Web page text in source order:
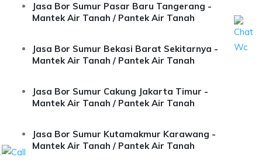
Jasa Bor Sumur Pasar Baru Tangerang -
Mantek Air Tanah / Pantek Air Tanah
Jasa Bor Sumur Bekasi Barat Sekitarnya -
Mantek Air Tanah / Pantek Air Tanah
Jasa Bor Sumur Cakung Jakarta Timur -
Mantek Air Tanah / Pantek Air Tanah
Jasa Bor Sumur Kutamakmur Karawang -
Mantek Air Tanah / Pantek Air Tanah